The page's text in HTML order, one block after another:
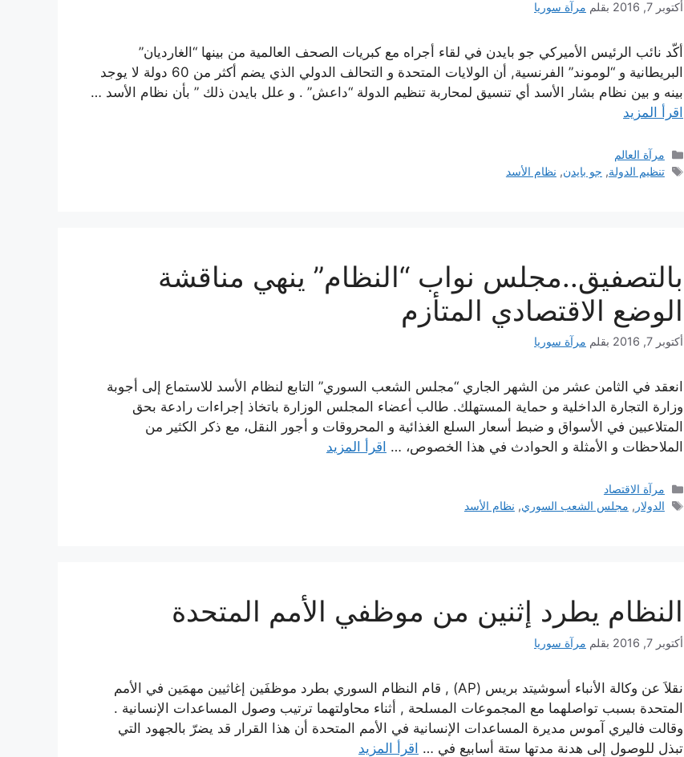
أكتوبر 7, 2016 بقلم مرآة سوريا
أكّد نائب الرئيس الأميركي جو بايدن في لقاء أجراه مع كبريات الصحف العالمية من بينها “الغارديان”
البريطانية و “لوموند” الفرنسية, أن الولايات المتحدة و التحالف الدولي الذي يضم أكثر من 60 دولة لا يوجد
بينه و بين نظام بشار الأسد أي تنسيق لمحاربة تنظيم الدولة “داعش” . و علل بايدن ذلك ” بأن نظام الأسد …
اقرأ المزيد
التصنيفات
مرآة العالم
الوسوم
تنظيم الدولة, جو بايدن, نظام الأسد
بالتصفيق..مجلس نواب “النظام” ينهي مناقشة
الوضع الاقتصادي المتأزم
أكتوبر 7, 2016 بقلم مرآة سوريا
انعقد في الثامن عشر من الشهر الجاري “مجلس الشعب السوري” التابع لنظام الأسد للاستماع إلى أجوبة
وزارة التجارة الداخلية و حماية المستهلك. طالب أعضاء المجلس الوزارة باتخاذ إجراءات رادعة بحق
المتلاعبين في الأسواق و ضبط أسعار السلع الغذائية و المحروقات و أجور النقل، مع ذكر الكثير من
الملاحظات و الأمثلة و الحوادث في هذا الخصوص، … اقرأ المزيد
التصنيفات
مرآة الاقتصاد
الوسوم
الدولار , مجلس الشعب السوري, نظام الأسد
النظام يطرد إثنين من موظفي الأمم المتحدة
أكتوبر 7, 2016 بقلم مرآة سوريا
نقلاَ عن وكالة الأنباء أسوشيتد بريس (AP) , قام النظام السوري بطرد موظفَين إغاثيين مهمَين في الأمم
المتحدة بسبب تواصلهما مع المجموعات المسلحة , أثناء محاولتهما ترتيب وصول المساعدات الإنسانية .
وقالت فاليري آموس مديرة المساعدات الإنسانية في الأمم المتحدة أن هذا القرار قد يضرّ بالجهود التي
تبذل للوصول إلى هدنة مدتها ستة أسابيع في … اقرأ المزيد